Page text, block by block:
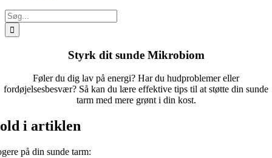
Søg
efter:
Styrk dit sunde Mikrobiom
Føler du dig lav på energi? Har du hudproblemer eller
fordøjelsesbesvær? Så kan du lære effektive tips til at støtte din sunde
tarm med mere grønt i din kost.
i artiklen
på din sunde tarm: